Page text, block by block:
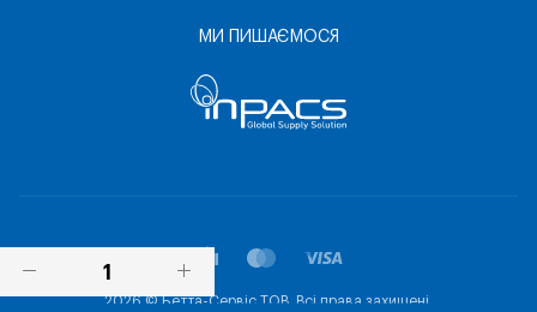
МИ ПИШАЄМОСЯ
2026 © Бетта-Сервіс ТОВ. Всі права захищені.